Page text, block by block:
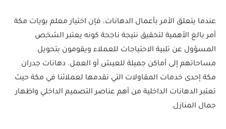
عندما يتعلق الأمر بأعمال الدهانات، فإن اختيار معلم بويات مكة
أمر بالغ الأهمية لتحقيق نتيجة ناجحة كونه يعتبر الشخص
المسؤول عن تلبية الاحتياجات للعملاء ويقومون بتحويل
مساحاتهم إلى أماكن جميلة للعيش أو العمل. دهانات جدران
مكة إحدى خدمات المقاولات التي نقدمها لعملائنا في مكة حيث
تعتبر الدهانات الداخلية من أهم عناصر التصميم الداخلي واظهار
جمال المنازل.